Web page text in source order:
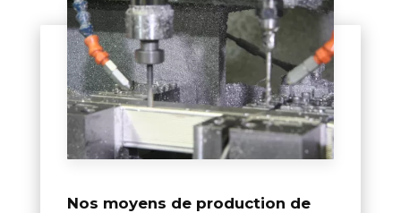
Nos moyens de production de